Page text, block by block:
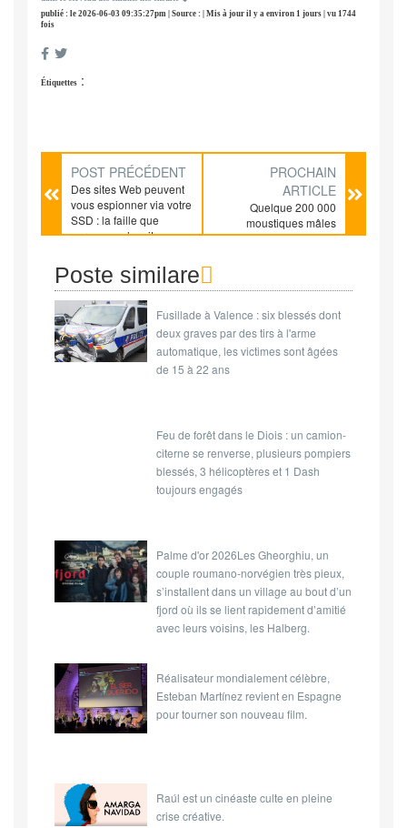
publié : le 2026-06-03 09:35:27pm | Source : | Mis à jour il y a environ 1 jours | vu 1744
fois
Étiquettes :
POST PRÉCÉDENT
Des sites Web peuvent
vous espionner via votre
SSD : la faille que
personne n’avait vue
PROCHAIN
ARTICLE
Quelque 200 000
moustiques mâles
relâchés chaque
choisit de mener une
expérience inédite
contre l'Aedes
albopictus. Et si la
Poste similare
Fusillade à Valence : six blessés dont
deux graves par des tirs à l'arme
automatique, les victimes sont âgées
de 15 à 22 ans
Feu de forêt dans le Diois : un camion-
citerne se renverse, plusieurs pompiers
blessés, 3 hélicoptères et 1 Dash
toujours engagés
Palme d'or 2026Les Gheorghiu, un
couple roumano-norvégien très pieux,
s’installent dans un village au bout d’un
fjord où ils se lient rapidement d’amitié
avec leurs voisins, les Halberg.
Réalisateur mondialement célèbre,
Esteban Martínez revient en Espagne
pour tourner son nouveau film.
Raúl est un cinéaste culte en pleine
crise créative.